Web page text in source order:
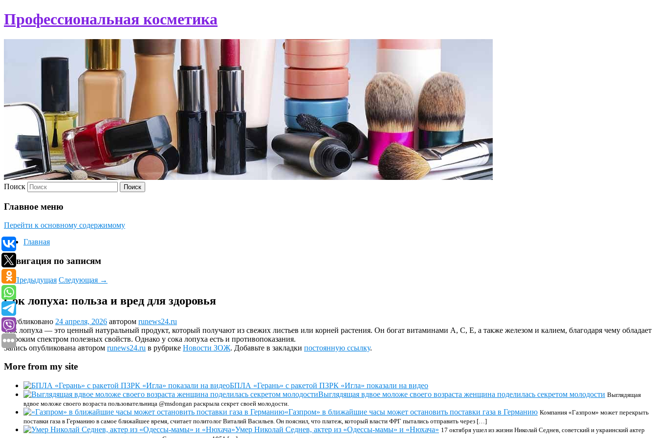
Профессиональная косметика
Поиск
Главное меню
Перейти к основному содержимому
Главная
Навигация по записям
←Предыдущая Следующая →
Сок лопуха: польза и вред для здоровья
Опубликовано 24 апреля, 2026 автором runews24.ru
Сок лопуха — это ценный натуральный продукт, который получают из свежих листьев или корней растения. Он богат витаминами A, C, E, а также железом и калием, благодаря чему обладает
широким спектром полезных свойств. Однако у сока лопуха есть и противопоказания.
Запись опубликована автором runews24.ru в рубрике Новости ЗОЖ. Добавьте в закладки постоянную ссылку.
More from my site
БПЛА «Герань» с ракетой ПЗРК «Игла» показали на видео
Выглядящая вдвое моложе своего возраста женщина поделилась секретом молодости Выглядящая
вдвое моложе своего возраста пользовательница @msdongan раскрыла секрет своей молодости.
«Газпром» в ближайшие часы может остановить поставки газа в Германию Компания «Газпром» может перекрыть
поставки газа в Германию в самое ближайшее время, считает политолог Виталий Васильев. Он пояснил, что платеж, который власти ФРГ пытались отправить через […]
Умер Николай Седнев, актер из «Одессы-мамы» и «Нюхача» 17 октября ушел из жизни Николай Седнев, советский и украинский актер